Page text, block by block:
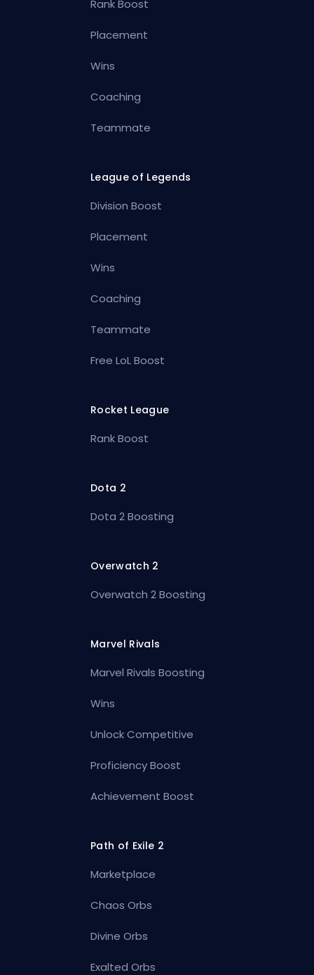
Rank Boost
Placement
Wins
Coaching
Teammate
League of Legends
Division Boost
Placement
Wins
Coaching
Teammate
Free LoL Boost
Rocket League
Rank Boost
Dota 2
Dota 2 Boosting
Overwatch 2
Overwatch 2 Boosting
Marvel Rivals
Marvel Rivals Boosting
Wins
Unlock Competitive
Proficiency Boost
Achievement Boost
Path of Exile 2
Marketplace
Chaos Orbs
Divine Orbs
Exalted Orbs